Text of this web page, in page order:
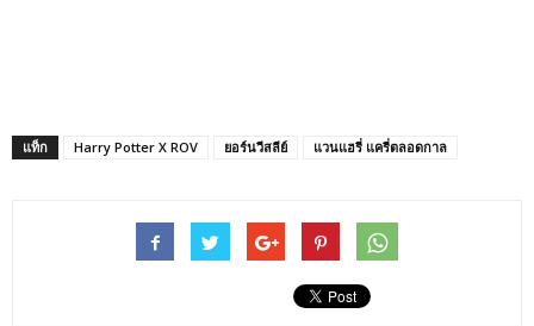
แท็ก Harry Potter X ROV ยอร์นวีสลีย์ แวนแฮรี่ แครี่ตลอดกาล